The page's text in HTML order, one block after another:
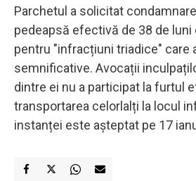
Parchetul a solicitat
pedeapsă efectivă de 38 de luni
pentru "infracțiuni triadice" care
semnificative. Avocații
dintre ei nu a participat la furtul
transportarea celorlalți la locul
instanței este așteptat pe 17